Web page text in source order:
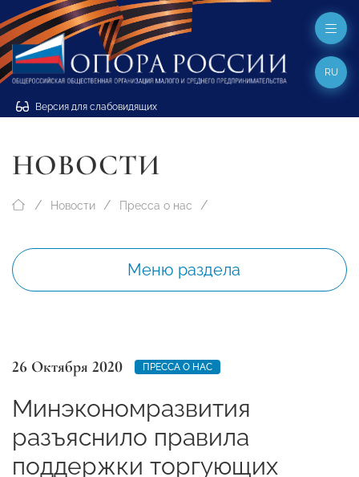
Версия для слабовидящих
RU
НОВОСТИ
Новости Пресса о нас
Меню раздела
26 Октября 2020 ПРЕССА О НАС
Минэкономразвития
разъяснило правила
поддержки торгующих